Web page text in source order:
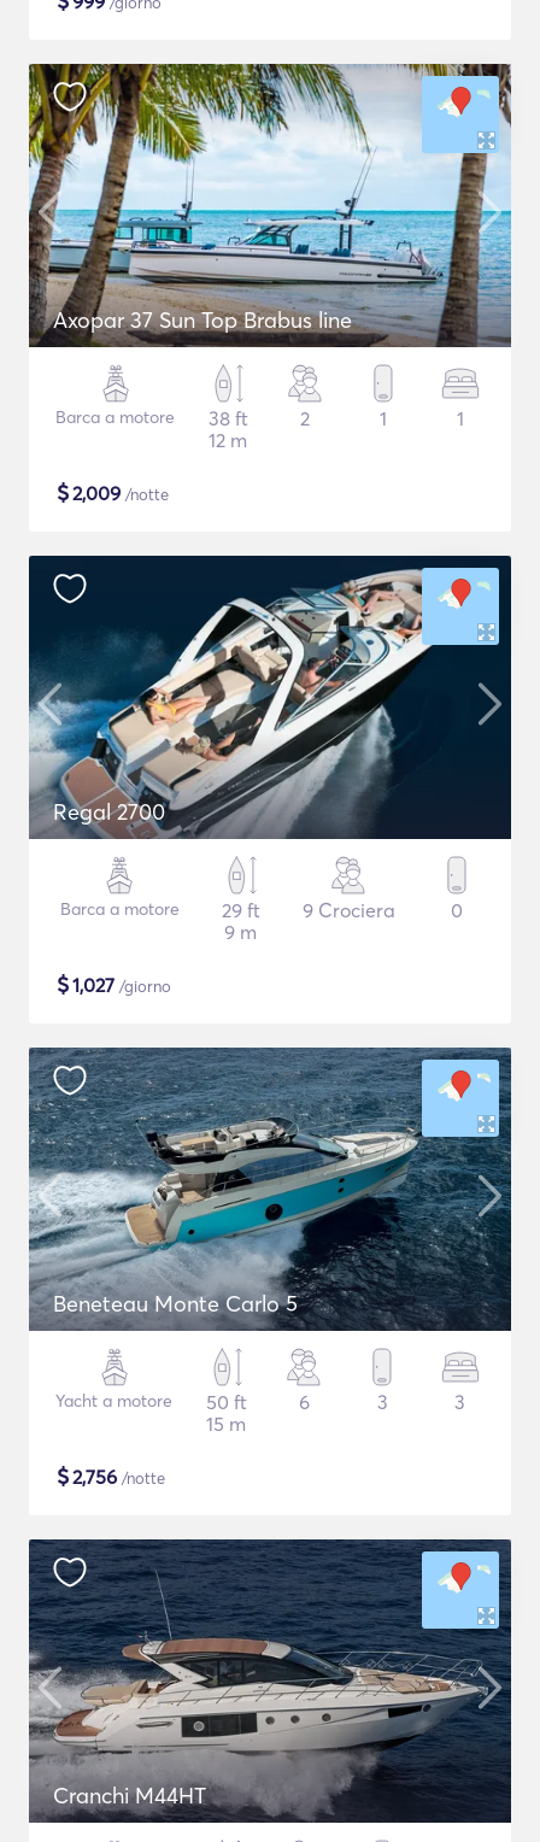
Axopar 37 Sun Top Brabus line
Barca a motore
38 ft
12 m
2 1 1
$2,009 /notte
Regal 2700
Barca a motore
29 ft
9 m
9 Crociera 0
$1,027 /giorno
Beneteau Monte Carlo 5
Yacht a motore
50 ft
15 m
6 3 3
$2,756 /notte
Cranchi M44HT